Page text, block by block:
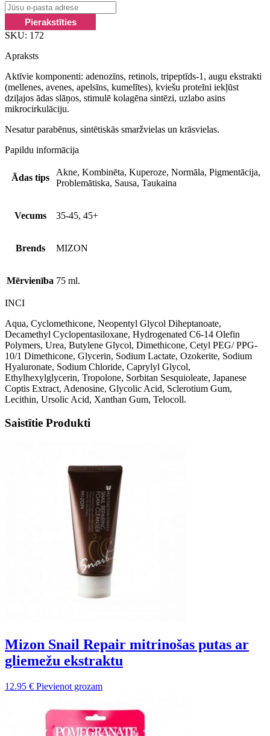
SKU: 172
Apraksts
Aktīvie komponenti: adenozīns, retinols, tripeptīds-1, augu ekstrakti
(mellenes, avenes, apelsīns, kumelītes), kviešu proteīni iekļūst
dziļajos ādas slāņos, stimulē kolagēna sintēzi, uzlabo asins
mikrocirkulāciju.
Nesatur parabēnus, sintētiskās smaržvielas un krāsvielas.
Papildu informācija
Ādas tips
Akne, Kombinēta, Kuperoze, Normāla, Pigmentācija,
Problemātiska, Sausa, Taukaina
Vecums 35-45, 45+
Brends MIZON
Mērvienība 75 ml.
INCI
Aqua, Cyclomethicone, Neopentyl Glycol Diheptanoate,
Decamethyl Cyclopentasiloxane, Hydrogenated C6-14 Olefin
Polymers, Urea, Butylene Glycol, Dimethicone, Cetyl PEG/ PPG-
10/1 Dimethicone, Glycerin, Sodium Lactate, Ozokerite, Sodium
Hyaluronate, Sodium Chloride, Caprylyl Glycol,
Ethylhexylglycerin, Tropolone, Sorbitan Sesquioleate, Japanese
Coptis Extract, Adenosine, Glycolic Acid, Sclerotium Gum,
Lecithin, Ursolic Acid, Xanthan Gum, Telocoll.
Saistītie Produkti
Mizon Snail Repair mitrinošas putas ar
gliemežu ekstraktu
12.95 € Pievienot grozam